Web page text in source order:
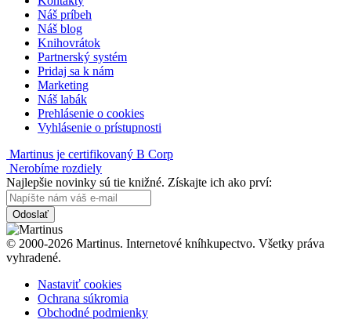
Náš príbeh
Náš blog
Knihovrátok
Partnerský systém
Pridaj sa k nám
Marketing
Náš labák
Prehlásenie o cookies
Vyhlásenie o prístupnosti
Martinus je certifikovaný B Corp
Nerobíme rozdiely
Najlepšie novinky sú tie knižné. Získajte ich ako prví:
Odoslať
© 2000-2026 Martinus. Internetové kníhkupectvo. Všetky práva
vyhradené.
Nastaviť cookies
Ochrana súkromia
Obchodné podmienky